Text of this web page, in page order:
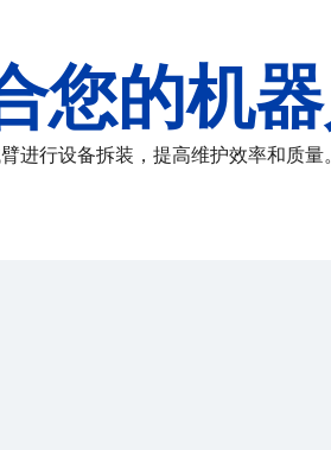
您的机
进行设备拆装，提高维护效率和质量。